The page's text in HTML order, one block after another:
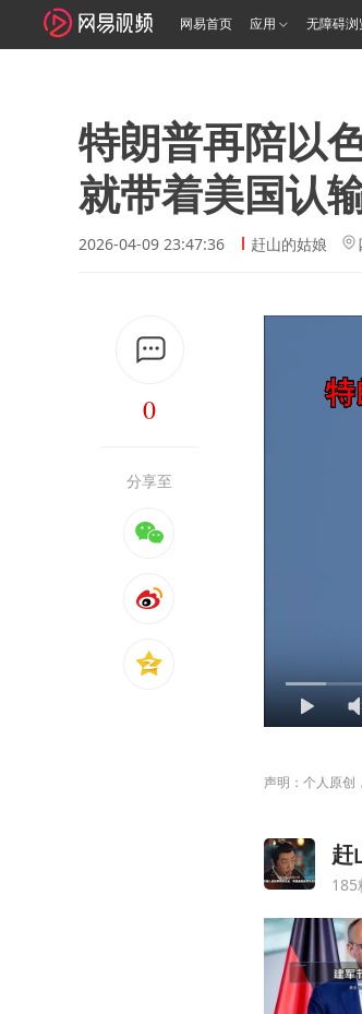
网易首页 应用 无障碍浏
特朗普再陪以
就带着美国认
2026-04-09 23:47:36 赶山的姑娘
0
分享至
声明：个人原创
赶
185